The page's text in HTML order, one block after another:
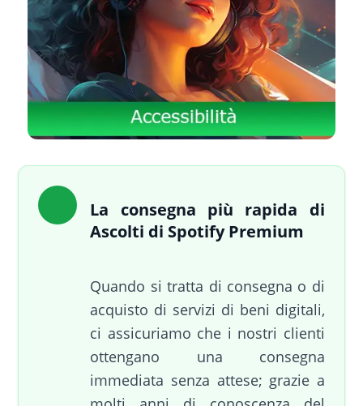
La consegna più rapida di
Ascolti di Spotify Premium
Quando si tratta di consegna o di
acquisto di servizi di beni digitali,
ci assicuriamo che i nostri clienti
ottengano una consegna
immediata senza attese; grazie a